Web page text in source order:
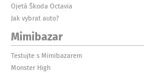
Ojetá Škoda Octavia
Jak vybrat auto?
Mimibazar
Testujte s Mimibazarem
Monster High